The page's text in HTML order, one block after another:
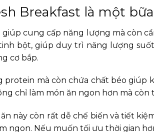
Breakfast là một
cung cấp năng lượng mà còn
bột, giúp duy trì năng lượng
cơ bắp.
mà còn chứa chất béo giúp
chỉ làm món ăn ngon hơn mà
này còn rất dễ chế biến và tiết
ngon. Nếu muốn tối ưu thời gian